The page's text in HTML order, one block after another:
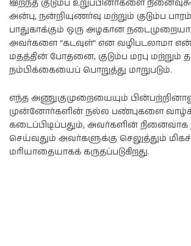
இறந்த குடும்ப உறுப்பினர்களை
அன்பு, நன்றியுணர்வு மற்றும் குடும்ப
பாதுகாக்கும் ஒரு அழகான
அவர்களை “கடவுள்” என வழிபடலாமா
மதத்தின் போதனை, குடும்ப மரபு மற்றும்
நம்பிக்கையைப் பொறுத்து மாறுபடும்.
எந்த அணுகுமுறையையும்
முன்னோர்களின் நல்ல பண்புகளை
கடைப்பிடிப்பதும், அவர்களின்
செய்வதும் அவர்களுக்கு செலுத்தும் மிகச்
மரியாதையாகக் கருதப்படுகிறது.